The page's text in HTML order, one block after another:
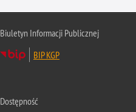
Biuletyn Informacji Publicznej
BIP KGP
Dostępność